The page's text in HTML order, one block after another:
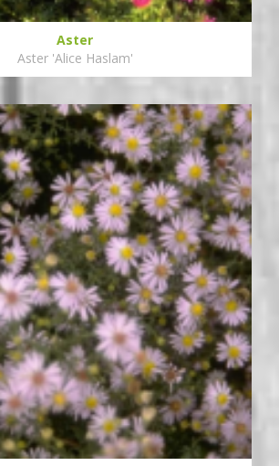
Aster
Aster 'Alice Haslam'